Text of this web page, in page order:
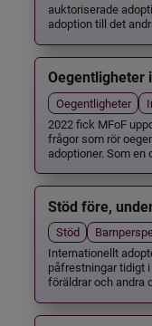
auktoriserade
adoption till det
Oegentligheter
Oegentligheter
2022 fick MFoF
frågor som rör
adoptioner. Som en
Stöd före,
Stöd
Internationellt
påfrestningar tidigt
föräldrar och andra